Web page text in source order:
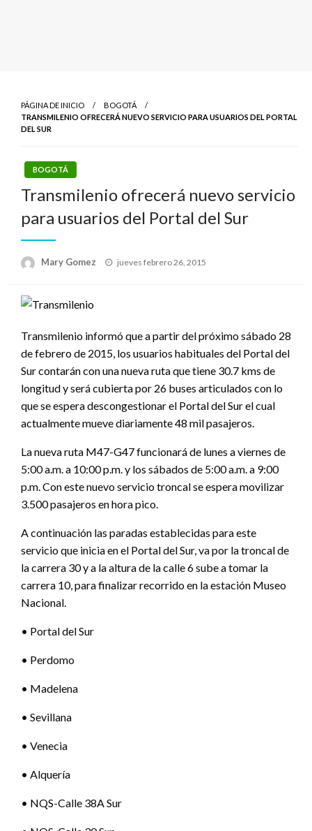
PÁGINA DE INICIO
BOGOTÁ
TRANSMILENIO OFRECERÁ NUEVO SERVICIO PARA USUARIOS DEL PORTAL
DEL SUR
BOGOTÁ
Transmilenio ofrecerá nuevo servicio
para usuarios del Portal del Sur
Mary Gomez
Publicado
jueves febrero 26, 2015
Transmilenio informó que a partir del próximo sábado 28
de febrero de 2015, los usuarios habituales del Portal del
Sur contarán con una nueva ruta que tiene 30.7 kms de
longitud y será cubierta por 26 buses articulados con lo
que se espera descongestionar el Portal del Sur el cual
actualmente mueve diariamente 48 mil pasajeros.
La nueva ruta M47-G47 funcionará de lunes a viernes de
5:00 a.m. a 10:00 p.m. y los sábados de 5:00 a.m. a 9:00
p.m. Con este nuevo servicio troncal se espera movilizar
3.500 pasajeros en hora pico.
A continuación las paradas establecidas para este
servicio que inicia en el Portal del Sur, va por la troncal de
la carrera 30 y a la altura de la calle 6 sube a tomar la
carrera 10, para finalizar recorrido en la estación Museo
Nacional.
• Portal del Sur
• Perdomo
• Madelena
• Sevillana
• Venecia
• Alquería
• NQS-Calle 38A Sur